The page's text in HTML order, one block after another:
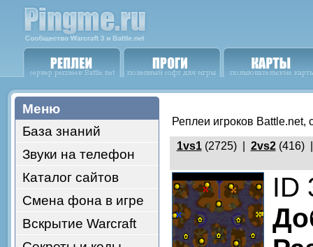
Меню
База знаний
Звуки на телефон
Каталог сайтов
Смена фона в игре
Вскрытие Warcraft
Реплеи игроков Battle.net,
1vs1(2725) | 2vs2(416)
ID